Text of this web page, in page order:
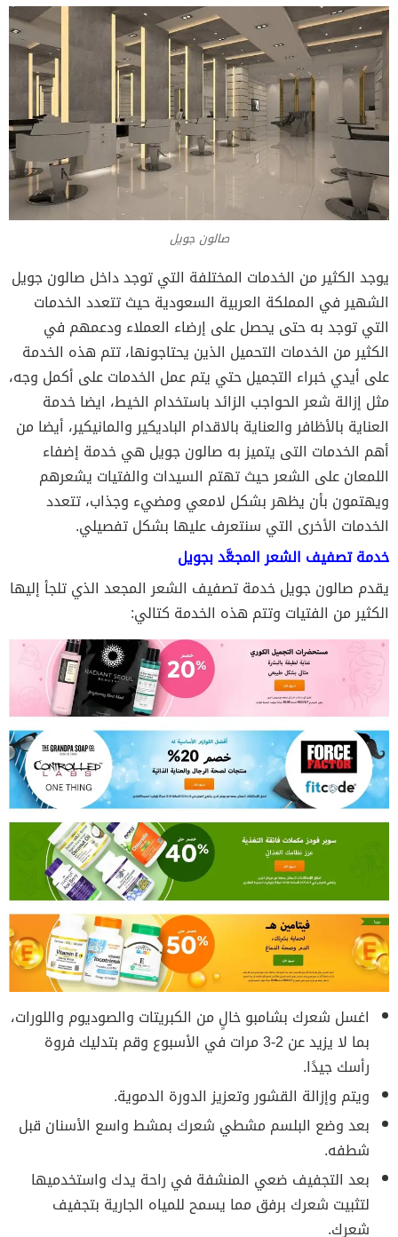
صالون جويل
يوجد الكثير من الخدمات المختلفة التي توجد داخل صالون جويل
الشهير في المملكة العربية السعودية حيث تتعدد الخدمات
التي توجد به حتى يحصل على إرضاء العملاء ودعمهم في
الكثير من الخدمات التحميل الذين يحتاجونها، تتم هذه الخدمة
على أيدي خبراء التجميل حتي يتم عمل الخدمات على أكمل وجه،
مثل إزالة شعر الحواجب الزائد باستخدام الخيط، ايضا خدمة
العناية بالأظافر والعناية بالاقدام الباديكير والمانيكير، أيضا من
أهم الخدمات التى يتميز به صالون جويل هي خدمة إضفاء
اللمعان على الشعر حيث تهتم السيدات والفتيات يشعرهم
ويهتمون بأن يظهر بشكل لامعي ومضيء وجذاب، تتعدد
الخدمات الأخرى التي سنتعرف عليها بشكل تفصيلي.
خدمة تصفيف الشعر المجعَّد بجويل
يقدم صالون جويل خدمة تصفيف الشعر المجعد الذي تلجأ إليها
الكثير من الفتيات وتتم هذه الخدمة كتالي:
اغسل شعرك بشامبو خالٍ من الكبريتات والصوديوم واللورات،
بما لا يزيد عن 2-3 مرات في الأسبوع وقم بتدليك فروة
رأسك جيدًا.
ويتم وإزالة القشور وتعزيز الدورة الدموية.
بعد وضع البلسم مشطي شعرك بمشط واسع الأسنان قبل
شطفه.
بعد التجفيف ضعي المنشفة في راحة يدك واستخدميها
لتثبيت شعرك برفق مما يسمح للمياه الجارية بتجفيف
شعرك.